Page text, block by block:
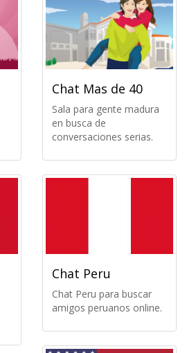
Chat Mas de 40
Sala para gente madura
en busca de
conversaciones serias.
Chat Peru
Chat Peru para buscar
amigos peruanos online.